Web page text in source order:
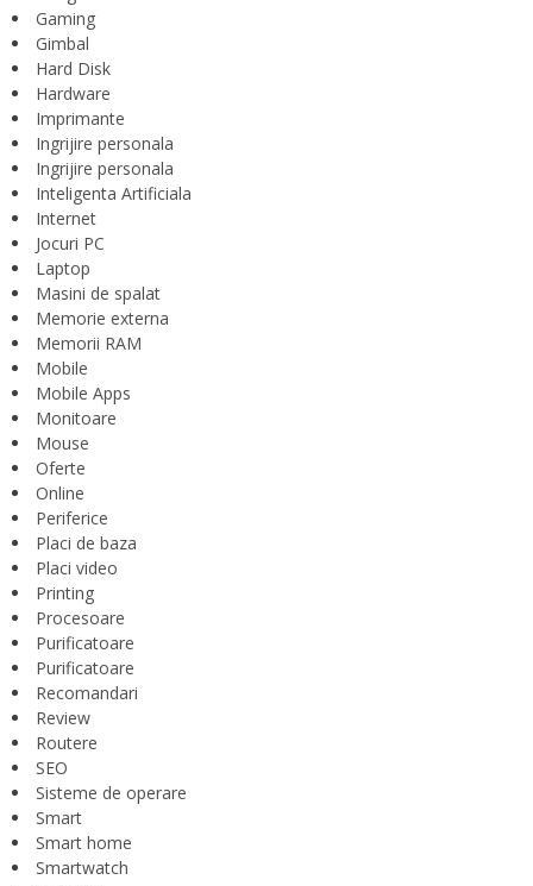
Gaming
Gimbal
Hard Disk
Hardware
Imprimante
Ingrijire personala
Ingrijire personala
Inteligenta Artificiala
Internet
Jocuri PC
Laptop
Masini de spalat
Memorie externa
Memorii RAM
Mobile
Mobile Apps
Monitoare
Mouse
Oferte
Online
Periferice
Placi de baza
Placi video
Printing
Procesoare
Purificatoare
Purificatoare
Recomandari
Review
Routere
SEO
Sisteme de operare
Smart
Smart home
Smartwatch